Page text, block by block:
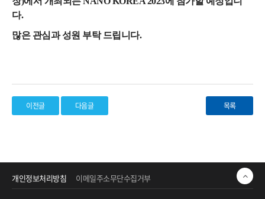
다.
많은 관심과 성원 부탁 드립니다.
이전글 다음글 목록
개인정보처리방침 이메일주소무단수집거부